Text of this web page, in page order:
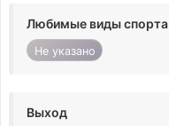
Любимые виды спорта
Не указано
Выход